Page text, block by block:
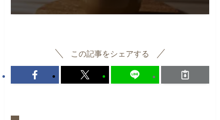
この記事をシェアする